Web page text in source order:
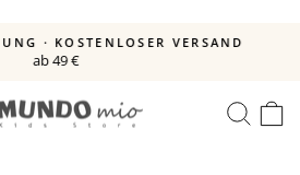
Pause
· KOSTENLOSER VERSAND
ab 49 €